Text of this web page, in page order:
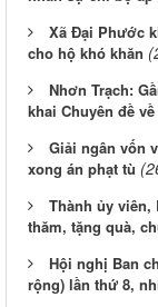
Xã Đại Phước
cho hộ khó khăn
Nhơn Trạch:
khai Chuyên đề
Giải ngân vốn
xong án phạt tù
Thành ủy viên,
thăm, tặng quà,
Hội nghị Ban
rộng) lần thứ 8,